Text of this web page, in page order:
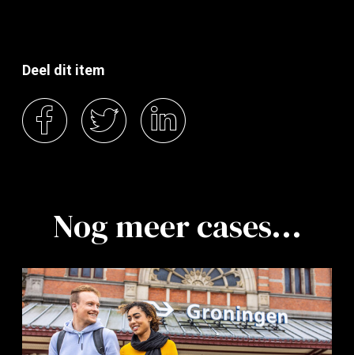
Deel dit item
Nog meer cases...